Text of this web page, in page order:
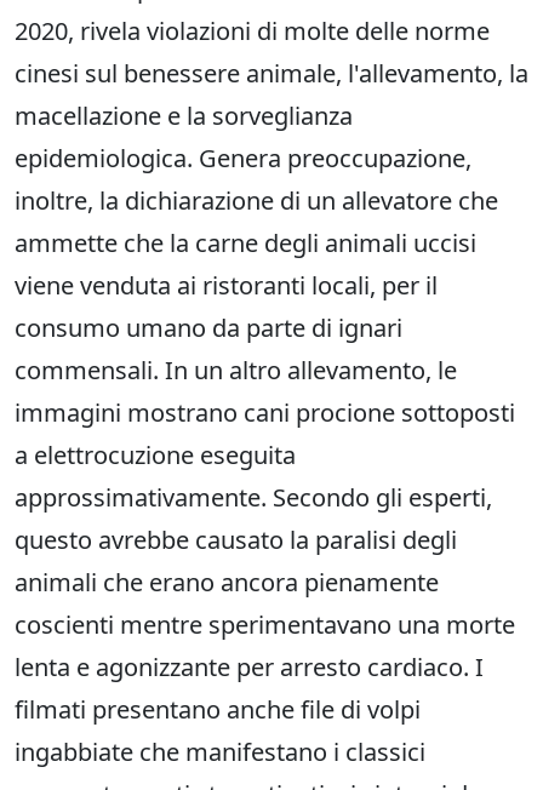
2020, rivela violazioni di molte delle norme
cinesi sul benessere animale, l'allevamento, la
macellazione e la sorveglianza
epidemiologica. Genera preoccupazione,
inoltre, la dichiarazione di un allevatore che
ammette che la carne degli animali uccisi
viene venduta ai ristoranti locali, per il
consumo umano da parte di ignari
commensali. In un altro allevamento, le
immagini mostrano cani procione sottoposti
a elettrocuzione eseguita
approssimativamente. Secondo gli esperti,
questo avrebbe causato la paralisi degli
animali che erano ancora pienamente
coscienti mentre sperimentavano una morte
lenta e agonizzante per arresto cardiaco. I
filmati presentano anche file di volpi
ingabbiate che manifestano i classici